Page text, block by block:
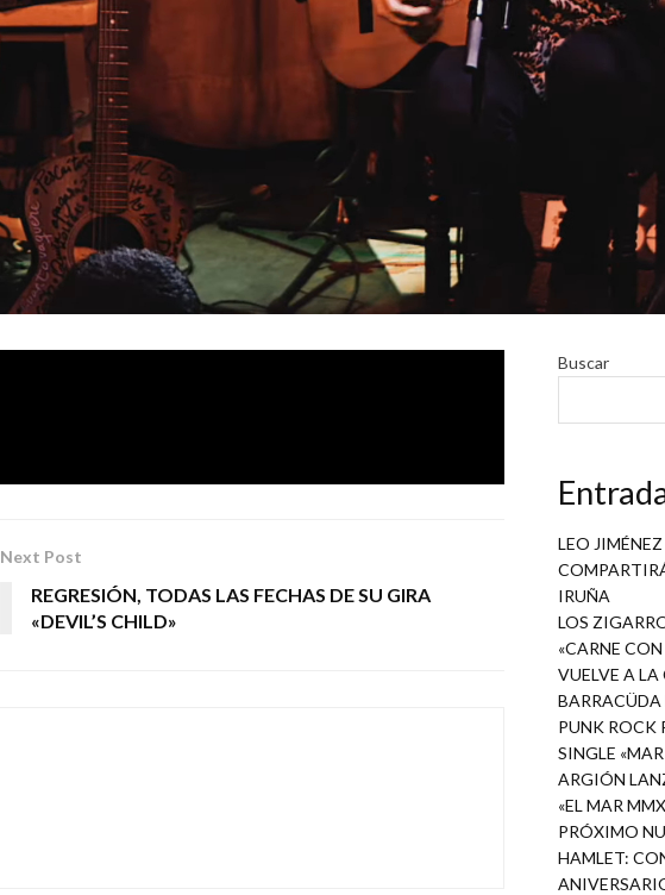
Next Post
REGRESIÓN, TODAS LAS FECHAS DE SU GIRA
«DEVIL’S CHILD»
Buscar
LEO
IRUÑA
LOS
«CARNE
VUELVE A LA
BARRACÜDA
PUNK ROCK
SINGLE
ARGIÓN
«EL MAR
PRÓXIMO
HAMLET: